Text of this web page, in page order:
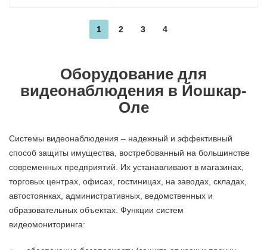
1 2 3 4
Оборудование для
видеонаблюдения в Йошкар-
Оле
Системы видеонаблюдения – надежный и эффективный
способ защиты имущества, востребованный на большинстве
современных предприятий. Их устанавливают в магазинах,
торговых центрах, офисах, гостиницах, на заводах, складах,
автостоянках, административных, ведомственных и
образовательных объектах. Функции систем
видеомониторинга: